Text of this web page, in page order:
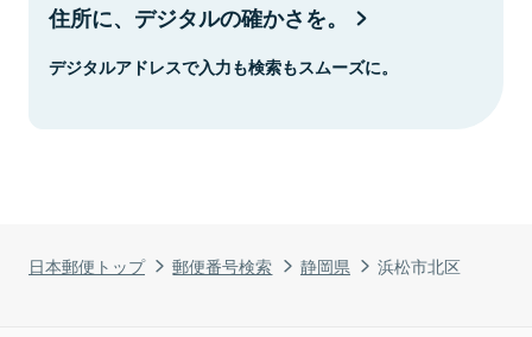
日本郵便トップ 郵便番号検索 静岡県 浜松市北区
住所に、デジタルの確かさを。
デジタルアドレスで入力も検索もスムーズに。